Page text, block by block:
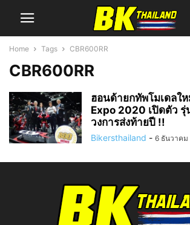
Home Tags CBR600RR
CBR600RR
ฮอนด้ายกทัพโมเดลใ
Expo 2020 เปิดตัว รุ่
วงการส่งท้ายปี !!
Bikersthailand - 6 ธันวาคม